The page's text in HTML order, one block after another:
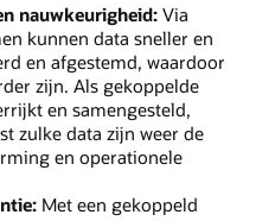
nauwkeurigheid: Via
kunnen data sneller en
en afgestemd, waardoor
zijn. Als gekoppelde
en samengesteld,
zulke data zijn weer de
en operationele
Met een gekoppeld